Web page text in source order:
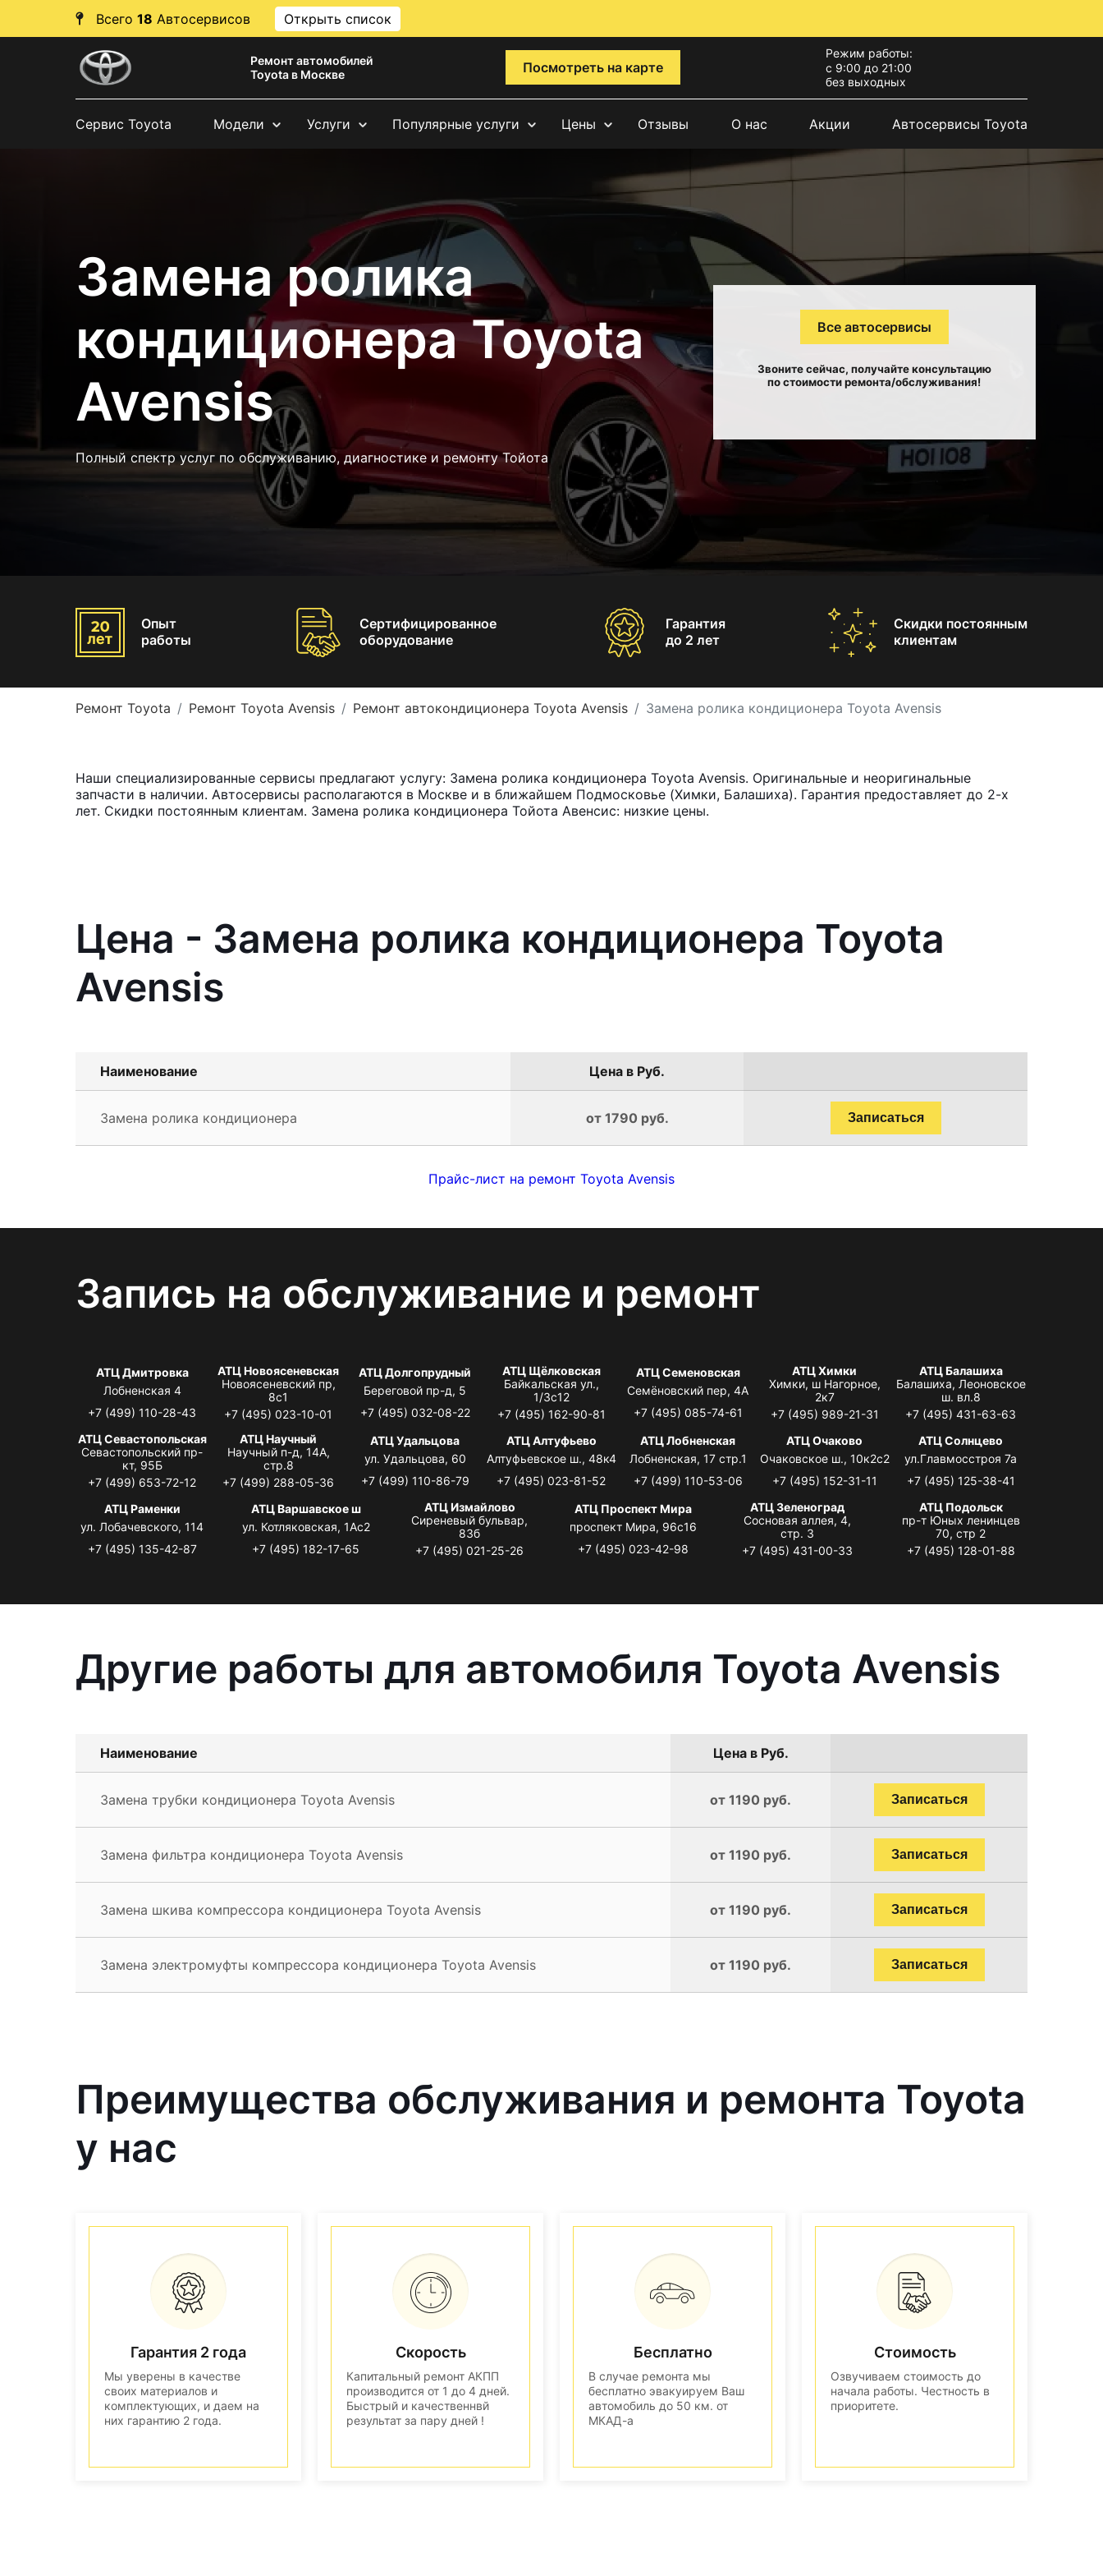
Всего 18 Автосервисов Открыть список
Ремонт автомобилей
Toyota в Москве
Посмотреть на карте
Режим работы:
с 9:00 до 21:00
без выходных
Сервис Toyota Модели Услуги Популярные услуги Цены Отзывы О нас Акции Автосервисы Toyota
Замена ролика
кондиционера Toyota
Avensis
Полный спектр услуг по обслуживанию, диагностике и ремонту Тойота
Все автосервисы
Звоните сейчас, получайте консультацию
по стоимости ремонта/обслуживания!
Опыт
работы
Сертифицированное
оборудование
Гарантия
до 2 лет
Скидки постоянным
клиентам
Ремонт Toyota Ремонт Toyota Avensis Ремонт автокондиционера Toyota Avensis Замена ролика кондиционера Toyota Avensis
Наши специализированные сервисы предлагают услугу: Замена ролика кондиционера Toyota Avensis. Оригинальные и неоригинальные
запчасти в наличии. Автосервисы располагаются в Москве и в ближайшем Подмосковье (Химки, Балашиха). Гарантия предоставляет до 2-х
лет. Скидки постоянным клиентам. Замена ролика кондиционера Тойота Авенсис: низкие цены.
Цена - Замена ролика кондиционера Toyota
Avensis
Наименование Цена в Руб.
Замена ролика кондиционера от 1790 руб. Записаться
Прайс-лист на ремонт Toyota Avensis
Запись на обслуживание и ремонт
АТЦ Дмитровка
Лобненская 4
+7 (499) 110-28-43
АТЦ Новоясеневская
Новоясеневский пр,
8с1
+7 (495) 023-10-01
АТЦ Долгопрудный
Береговой пр-д, 5
+7 (495) 032-08-22
АТЦ Щёлковская
Байкальская ул.,
1/3с12
+7 (495) 162-90-81
АТЦ Семеновская
Семёновский пер, 4А
+7 (495) 085-74-61
АТЦ Химки
Химки, ш Нагорное,
2к7
+7 (495) 989-21-31
АТЦ Балашиха
Балашиха, Леоновское
ш. вл.8
+7 (495) 431-63-63
АТЦ Севастопольская
Севастопольский пр-
кт, 95Б
+7 (499) 653-72-12
АТЦ Научный
Научный п-д, 14А,
стр.8
+7 (499) 288-05-36
АТЦ Удальцова
ул. Удальцова, 60
+7 (499) 110-86-79
АТЦ Алтуфьево
Алтуфьевское ш., 48к4
+7 (495) 023-81-52
АТЦ Лобненская
Лобненская, 17 стр.1
+7 (499) 110-53-06
АТЦ Очаково
Очаковское ш., 10к2с2
+7 (495) 152-31-11
АТЦ Солнцево
ул.Главмосстроя 7а
+7 (495) 125-38-41
АТЦ Раменки
ул. Лобачевского, 114
+7 (495) 135-42-87
АТЦ Варшавское ш
ул. Котляковская, 1Ас2
+7 (495) 182-17-65
АТЦ Измайлово
Сиреневый бульвар,
83б
+7 (495) 021-25-26
АТЦ Проспект Мира
проспект Мира, 96с16
+7 (495) 023-42-98
АТЦ Зеленоград
Сосновая аллея, 4,
стр. 3
+7 (495) 431-00-33
АТЦ Подольск
пр-т Юных ленинцев
70, стр 2
+7 (495) 128-01-88
Другие работы для автомобиля Toyota Avensis
Наименование Цена в Руб.
Замена трубки кондиционера Toyota Avensis от 1190 руб. Записаться
Замена фильтра кондиционера Toyota Avensis от 1190 руб. Записаться
Замена шкива компрессора кондиционера Toyota Avensis от 1190 руб. Записаться
Замена электромуфты компрессора кондиционера Toyota Avensis от 1190 руб. Записаться
Преимущества обслуживания и ремонта Toyota
у нас
Гарантия 2 года
Мы уверены в качестве
своих материалов и
комплектующих, и даем на
них гарантию 2 года.
Скорость
Капитальный ремонт АКПП
производится от 1 до 4 дней.
Быстрый и качественнвй
результат за пару дней !
Бесплатно
В случае ремонта мы
бесплатно эвакуируем Ваш
автомобиль до 50 км. от
МКАД-а
Стоимость
Озвучиваем стоимость до
начала работы. Честность в
приоритете.